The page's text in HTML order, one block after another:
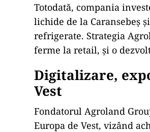
Totodată, compania
lichide de la Caransebeș
refrigerate. Strategia
ferme la retail, și o
Digitalizare,
Vest
Fondatorul Agroland
Europa de Vest, vizând